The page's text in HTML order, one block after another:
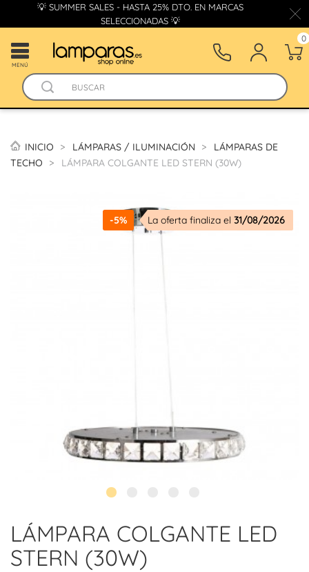
💡 SUMMER SALES - HASTA 25% DTO. EN MARCAS
SELECCIONADAS 💡
MENÚ
0
INICIO LÁMPARAS / ILUMINACIÓN
LÁMPARAS DE
TECHO
LÁMPARA COLGANTE LED STERN (30W)
-5% La oferta finaliza el 31/08/2026
LÁMPARA COLGANTE LED
STERN (30W)